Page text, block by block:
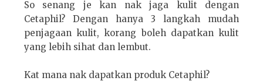
So senang je kan nak jaga kulit dengan
Cetaphil? Dengan hanya 3 langkah mudah
penjagaan kulit, korang boleh dapatkan kulit
yang lebih sihat dan lembut.
Kat mana nak dapatkan produk Cetaphil?